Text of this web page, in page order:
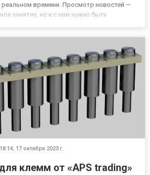
реальном времени. Просмотр новостей —
занятие, но и с ним нужно быть
18:14, 17 октября 2023 г.
клемм от «APS trading»